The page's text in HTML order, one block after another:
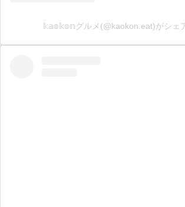
𝕜𝕒𝕠𝕜𝕠𝕟グルメ(@kaokon.eat)がシェ